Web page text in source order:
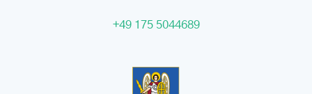
+49 175 5044689